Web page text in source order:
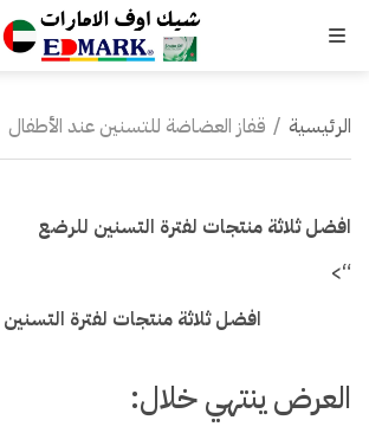
القائمة
الرئيسية / قفاز العضاضة للتسنين عند الأطفال
افضل ثلاثة منتجات لفترة التسنين للرضع
“>
افضل ثلاثة منتجات لفترة
العرض ينتهي خلال: